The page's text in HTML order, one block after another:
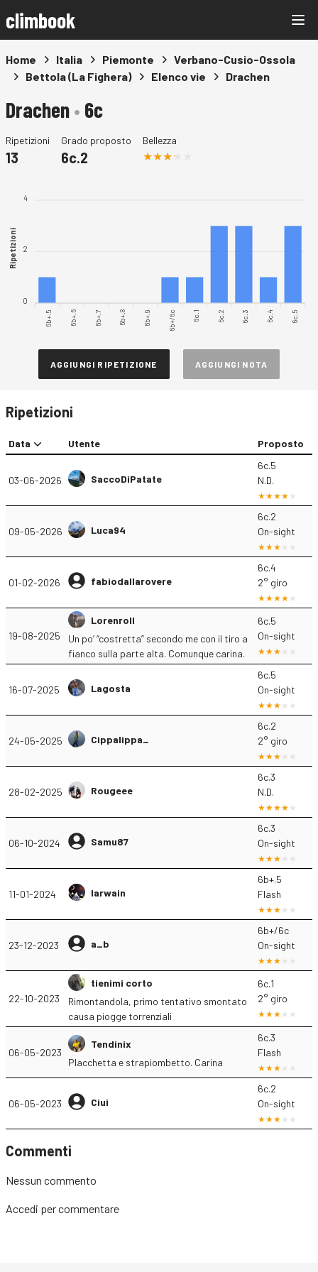
climbook
Home Italia Piemonte
Verbano-Cusio-Ossola
Bettola (La Fighera)
Elenco vie Drachen
Drachen• 6c
Ripetizioni
13
Grado proposto
6c.2
Bellezza
4
2
0
Ripetizioni
6b+.5 6b+.6 6b+.7 6b+.8 6b+.9 6b+/6c 6c.1 6c.2 6c.3 6c.4 6c.5
AGGIUNGI RIPETIZIONE AGGIUNGI NOTA
Ripetizioni
Data Utente Proposto
03-06-2026 SaccoDiPatate
6c.5
N.D.
09-05-2026 Luca94
6c.2
On-sight
01-02-2026 fabiodallarovere
6c.4
2° giro
19-08-2025
Lorenroll
Un po’ “costretta” secondo me con il tiro a
fianco sulla parte alta. Comunque carina.
6c.5
On-sight
16-07-2025 Lagosta
6c.5
On-sight
24-05-2025 Cippalippa_
6c.2
2° giro
28-02-2025 Rougeee
6c.3
N.D.
06-10-2024 Samu87
6c.3
On-sight
11-01-2024 Iarwain
6b+.5
Flash
23-12-2023 a_b
6b+/6c
On-sight
22-10-2023
tienimi corto
Rimontandola, primo tentativo smontato
causa piogge torrenziali
6c.1
2° giro
06-05-2023
Tendinix
Placchetta e strapiombetto. Carina
6c.3
Flash
06-05-2023 Ciui
6c.2
On-sight
Commenti
Nessun commento
Accedi per commentare